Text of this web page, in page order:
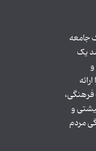
جامعه
یک
و
مردم